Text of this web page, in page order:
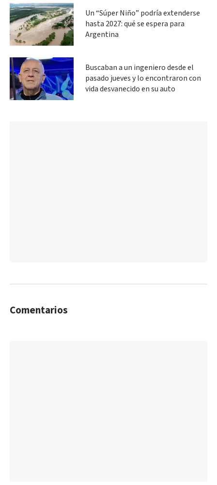
Un “Súper Niño” podría extenderse
hasta 2027: qué se espera para
Argentina
Buscaban a un ingeniero desde el
pasado jueves y lo encontraron con
vida desvanecido en su auto
Comentarios